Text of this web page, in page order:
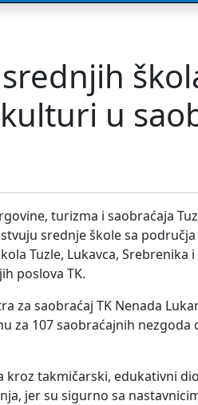
u
turizma i saobraćaja
srednje škole sa
Tuzle, Lukavca,
poslova TK.
za saobraćaj TK Nenada
za 107 saobraćajnih
kroz takmičarski, edukativni
jer su sigurno sa